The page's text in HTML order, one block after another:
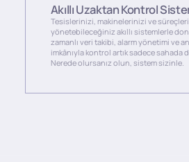
Akıllı Uzaktan Kontrol
Tesislerinizi, makinelerinizi ve
yönetebileceğiniz akıllı sistemlerle
zamanlı veri takibi, alarm yönetimi ve
imkânıyla kontrol artık sadece sahada
Nerede olursanız olun, sistem sizinle.